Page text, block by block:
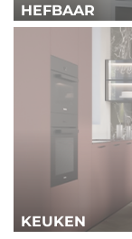
HEFBAAR
KEUKEN